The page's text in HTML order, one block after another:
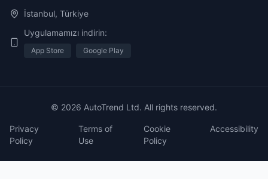
İstanbul, Türkiye
Uygulamamızı indirin:
App Store Google Play
© 2026 AutoTrend Ltd. All rights reserved.
Privacy
Policy
Terms of
Use
Cookie
Policy
Accessibility